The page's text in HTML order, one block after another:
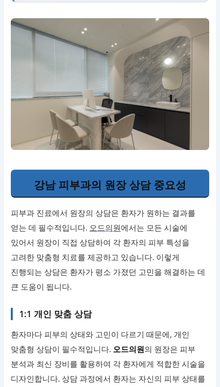
강남 피부과의 원장 상담 중요성
피부과 진료에서 원장의 상담은 환자가 원하는 결과를
얻는 데 필수적입니다. 오드의원에서는 모든 시술에
있어서 원장이 직접 상담하여 각 환자의 피부 특성을
고려한 맞춤형 치료를 제공하고 있습니다. 이렇게
진행되는 상담은 환자가 평소 가졌던 고민을 해결하는 데
큰 도움이 됩니다.
1:1 개인 맞춤 상담
환자마다 피부의 상태와 고민이 다르기 때문에, 개인
맞춤형 상담이 필수적입니다. 오드의원의 원장은 피부
분석과 최신 장비를 활용하여 각 환자에게 적합한 시술을
디자인합니다. 상담 과정에서 환자는 자신의 피부 상태를